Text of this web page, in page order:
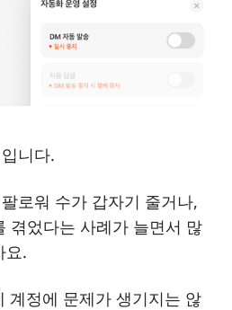
니다.
로워 수가 갑자기 줄거나,
겪었다는 사례가 늘면서 많
요.
계정에 문제가 생기지는 않